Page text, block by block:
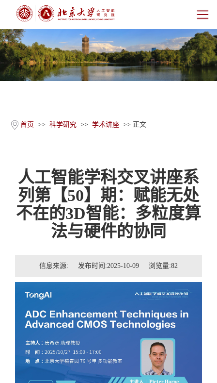
首页
研究院概况
科学研究
新闻公告
人才培养
招贤纳士
校友
首页 >> 科学研究 >> 学术讲座 >> 正文
人工智能学科交叉讲座系
列第【50】期：赋能无处
不在的3D智能：多粒度算
法与硬件的协同
信息来源: 发布时间:2025-10-09 浏览量:82